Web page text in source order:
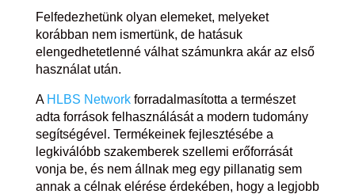
Felfedezhetünk olyan elemeket, melyeket
korábban nem ismertünk, de hatásuk
elengedhetetlenné válhat számunkra akár az első
használat után.
A HLBS Networkforradalmasította a természet
adta források felhasználását a modern tudomány
segítségével. Termékeinek fejlesztésébe a
legkiválóbb szakemberek szellemi erőforrását
vonja be, és nem állnak meg egy pillanatig sem
annak a célnak elérése érdekében, hogy a legjobb